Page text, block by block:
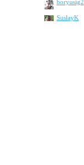
boryusig2
SuslayK